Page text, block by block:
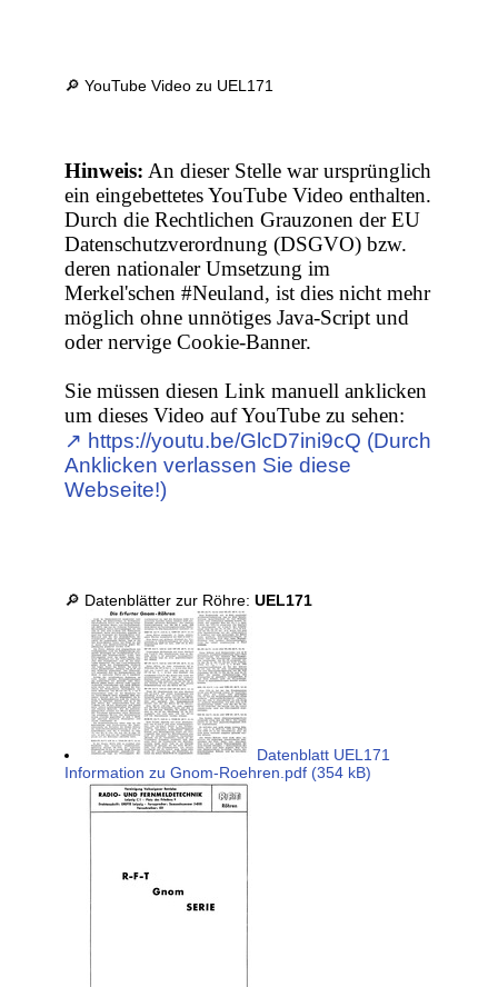
🔎 YouTube Video zu UEL171
Hinweis: An dieser Stelle war ursprünglich
ein eingebettetes YouTube Video enthalten.
Durch die Rechtlichen Grauzonen der EU
Datenschutzverordnung (DSGVO) bzw.
deren nationaler Umsetzung im
Merkel'schen #Neuland, ist dies nicht mehr
möglich ohne unnötiges Java-Script und
oder nervige Cookie-Banner.
Sie müssen diesen Link manuell anklicken
um dieses Video auf YouTube zu sehen:
↗︎ https://youtu.be/GlcD7ini9cQ (Durch
Anklicken verlassen Sie diese
Webseite!)
🔎 Datenblätter zur Röhre:UEL171
Datenblatt UEL171
Information zu Gnom-Roehren.pdf (354 kB)